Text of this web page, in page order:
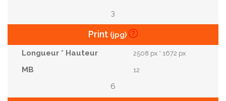
3
Print (jpg)
2508 px * 1672 px
12
6